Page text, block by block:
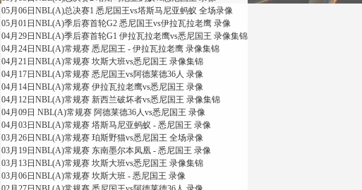
05月06日NBL(A)总决赛1 悉尼国王vs塔斯马尼亚蚂蚁 全场录像
05月01日NBL(A)季后赛首轮G2 悉尼国王vs伊拉瓦拉老鹰 录像
04月29日NBL(A)季后赛首轮G1 伊拉瓦拉老鹰vs悉尼国王 录像集锦
04月24日NBL(A)常规赛 悉尼国王 - 伊拉瓦拉老鹰 录像集锦
04月21日NBL(A)常规赛 坎斯大班vs悉尼国王 录像集锦
04月17日NBL(A)常规赛 悉尼国王vs阿德莱德36人 录像
04月14日NBL(A)常规赛 伊拉瓦拉老鹰vs悉尼国王 录像
04月12日NBL(A)常规赛 新西兰破坏者vs悉尼国王 录像集锦
04月09日 NBL(A)常规赛 阿德莱德36人vs悉尼国王 录像
04月03日NBL(A)常规赛 塔斯马尼亚蚂蚁 - 悉尼国王 录像
03月26日NBL(A)常规赛 珀斯野猫vs悉尼国王 全场录像
03月19日NBL(A)常规赛 东南墨尔本凤凰 - 悉尼国王 录像
03月13日NBL(A)常规赛 坎斯大班vs悉尼国王 录像集锦
03月06日NBL(A)常规赛 坎斯大班 - 悉尼国王 录像